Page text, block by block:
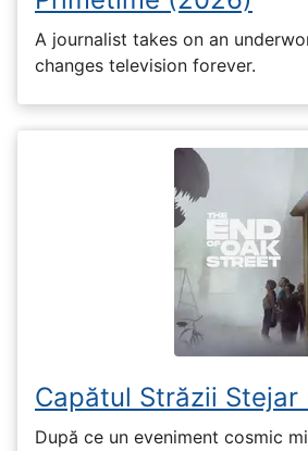
A journalist takes on an
changes television forever.
Capătul Străzii Stejar
După ce un eveniment cosmic